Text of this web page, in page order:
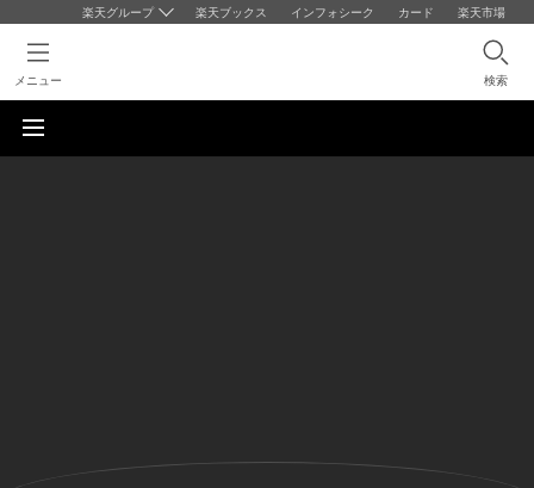
楽天グループ 楽天ブックス インフォシーク カード 楽天市場
メニュー 検索